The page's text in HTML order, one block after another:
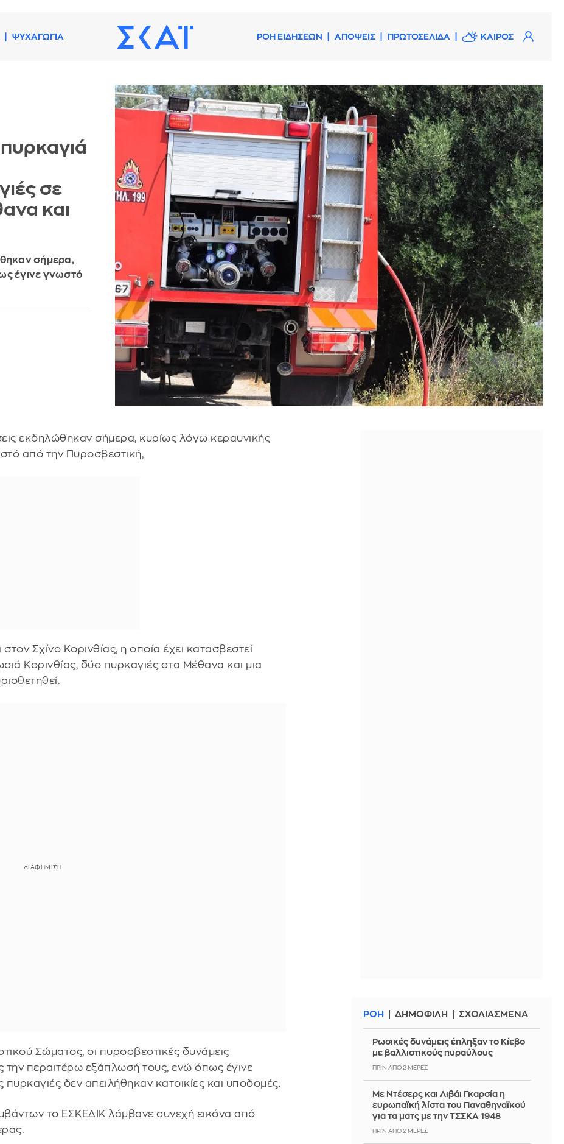
ΨΥΧΑΓΩΓΙΑ ΡΟΗ ΕΙΔΗΣΕΩΝ ΑΠΟΨΕΙΣ ΠΡΩΤΟΣΕΛΙΔΑ ΚΑΙΡΟΣ
σε
και
σήμερα,
έγινε γνωστό
εκδηλώθηκαν σήμερα, κυρίως λόγω κεραυνικής
από την Πυροσβεστική,
Σχίνο Κορινθίας, η οποία έχει κατασβεστεί
Κορινθίας, δύο πυρκαγιές στα Μέθανα και μια
Σώματος, οι πυροσβεστικές δυνάμεις
την περαιτέρω εξάπλωσή τους, ενώ όπως έγινε
δεν απειλήθηκαν κατοικίες και υποδομές.
το ΕΣΚΕΔΙΚ λάμβανε συνεχή εικόνα από
ΡΟΗ ΔΗΜΟΦΙΛΗ ΣΧΟΛΙΑΣΜΕΝΑ
Ρωσικές δυνάμεις έπληξαν το Κίεβο
με βαλλιστικούς πυραύλους
ΠΡΙΝ ΑΠΌ 2 ΜΈΡΕΣ
Με Ντέσερς και Λιβάι Γκαρσία η
ευρωπαϊκή λίστα του Παναθηναϊκού
για τα ματς με την ΤΣΣΚΑ 1948
ΠΡΙΝ ΑΠΌ 2 ΜΈΡΕΣ